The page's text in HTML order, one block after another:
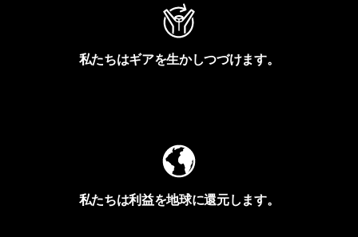
私たちはギアを生かしつづけます。
私たちは利益を地球に還元します。